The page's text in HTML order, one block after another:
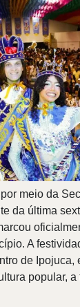
meio da
da última
A
de Ipojuca,
popular, a